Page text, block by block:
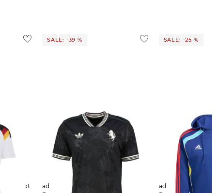
SALE: -39 %
adidas Performance | Herren
SALE: -25 %
adidas Performance |